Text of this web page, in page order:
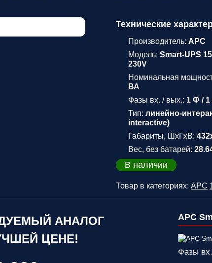
Технические
Производитель: APC
Модель:Smart-UPS
230V
Номинальная
ВА
Фазы вх. / вых.: 1 Ф /
Тип:линейно-
interactive)
Габариты, ШхГхВ:
Вес, без батарей:
В наличии
Товар в категориях:APC
АНАЛОГ
ЦЕНЕ!
APC
Фазы